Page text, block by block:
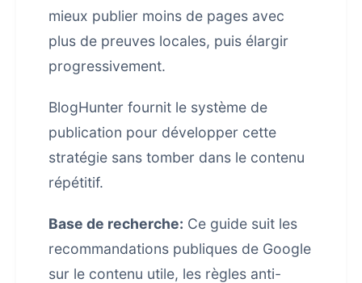
mieux publier moins de pages avec
plus de preuves locales, puis élargir
progressivement.
BlogHunter fournit le système de
publication pour développer cette
stratégie sans tomber dans le contenu
répétitif.
Base de recherche: Ce guide suit les
recommandations publiques de Google
sur le contenu utile, les règles anti-